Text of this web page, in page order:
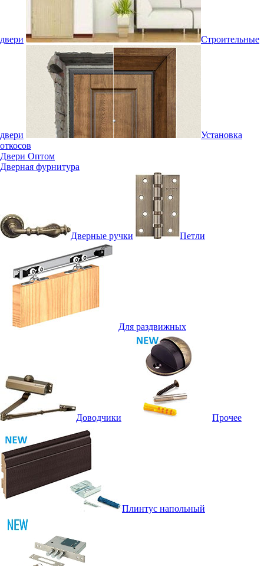
двери Строительные
двери
Установка
откосов
Двери Оптом
Дверная фурнитура
Дверные ручки Петли
Для раздвижных
Доводчики Прочее
Плинтус напольный